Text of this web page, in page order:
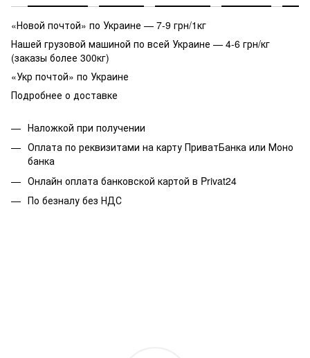
«Новой почтой» по Украине — 7-9 грн/1кг
Нашей грузовой машиной по всей Украине — 4-6 грн/кг
(заказы более 300кг)
«Укр почтой» по Украине
Подробнее о доставке
Наложкой при получении
Оплата по реквизитами на карту ПриватБанка или Моно
банка
Онлайн оплата банковской картой в Privat24
По безналу без НДС